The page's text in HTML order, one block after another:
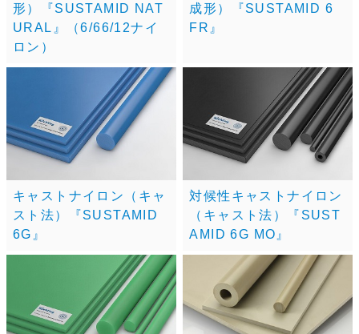
形）『SUSTAMID NAT
URAL』（6/66/12ナイ
ロン）
成形）『SUSTAMID 6
FR』
キャストナイロン（キャ
スト法）『SUSTAMID
6G』
対候性キャストナイロン
（キャスト法）『SUST
AMID 6G MO』